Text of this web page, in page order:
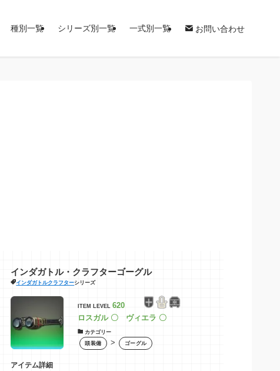
種別一覧 シリーズ別一覧 一式別一覧 お問い合わせ
インダガトル・クラフターゴーグル
インダガトルクラフターシリーズ
ITEM LEVEL
620
ロスガル 〇 ヴィエラ 〇
カテゴリー
頭装備 > ゴーグル
アイテム詳細